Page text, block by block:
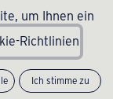
€/Stück)
wenn wieder
um Ihnen ein
Richtlinien
Ich stimme zu